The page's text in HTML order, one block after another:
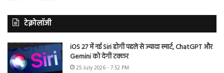
टेक्नोलॉजी
iOS 27 में नई Siri होगी पहले से ज्यादा स्मार्ट, ChatGPT और
Gemini को देगी टक्कर
25 July 2026 - 7:52 PM